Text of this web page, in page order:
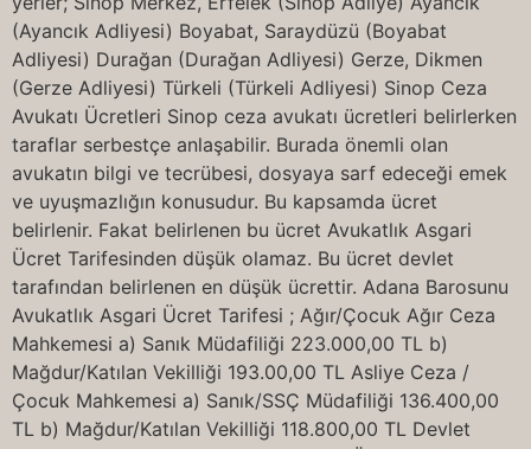
(Ayancık Adliyesi) Boyabat, Saraydüzü (Boyabat
Adliyesi) Durağan (Durağan Adliyesi) Gerze, Dikmen
(Gerze Adliyesi) Türkeli (Türkeli Adliyesi) Sinop Ceza
Avukatı Ücretleri Sinop ceza avukatı ücretleri belirlerken
taraflar serbestçe anlaşabilir. Burada önemli olan
avukatın bilgi ve tecrübesi, dosyaya sarf edeceği emek
ve uyuşmazlığın konusudur. Bu kapsamda ücret
belirlenir. Fakat belirlenen bu ücret Avukatlık Asgari
Ücret Tarifesinden düşük olamaz. Bu ücret devlet
tarafından belirlenen en düşük ücrettir. Adana Barosunu
Avukatlık Asgari Ücret Tarifesi ; Ağır/Çocuk Ağır Ceza
Mahkemesi a) Sanık Müdafiliği 223.000,00 TL b)
Mağdur/Katılan Vekilliği 193.00,00 TL Asliye Ceza /
Çocuk Mahkemesi a) Sanık/SSÇ Müdafiliği 136.400,00
TL b) Mağdur/Katılan Vekilliği 118.800,00 TL Devlet